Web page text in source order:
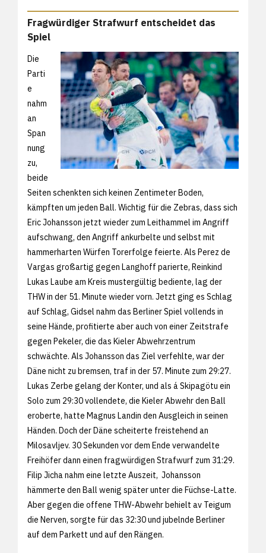
Fragwürdiger Strafwurf entscheidet das
Spiel
Die
Parti
e
nahm
an
Span
nung
zu,
beide
Seiten schenkten sich keinen Zentimeter Boden,
kämpften um jeden Ball. Wichtig für die Zebras, dass sich
Eric Johansson jetzt wieder zum Leithammel im Angriff
aufschwang, den Angriff ankurbelte und selbst mit
hammerharten Würfen Torerfolge feierte. Als Perez de
Vargas großartig gegen Langhoff parierte, Reinkind
Lukas Laube am Kreis mustergültig bediente, lag der
THW in der 51. Minute wieder vorn. Jetzt ging es Schlag
auf Schlag, Gidsel nahm das Berliner Spiel vollends in
seine Hände, profitierte aber auch von einer Zeitstrafe
gegen Pekeler, die das Kieler Abwehrzentrum
schwächte. Als Johansson das Ziel verfehlte, war der
Däne nicht zu bremsen, traf in der 57. Minute zum 29:27.
Lukas Zerbe gelang der Konter, und als á Skipagötu ein
Solo zum 29:30 vollendete, die Kieler Abwehr den Ball
eroberte, hatte Magnus Landin den Ausgleich in seinen
Händen. Doch der Däne scheiterte freistehend an
Milosavljev. 30 Sekunden vor dem Ende verwandelte
Freihöfer dann einen fragwürdigen Strafwurf zum 31:29.
Filip Jicha nahm eine letzte Auszeit, Johansson
hämmerte den Ball wenig später unter die Füchse-Latte.
Aber gegen die offene THW-Abwehr behielt av Teigum
die Nerven, sorgte für das 32:30 und jubelnde Berliner
auf dem Parkett und auf den Rängen.